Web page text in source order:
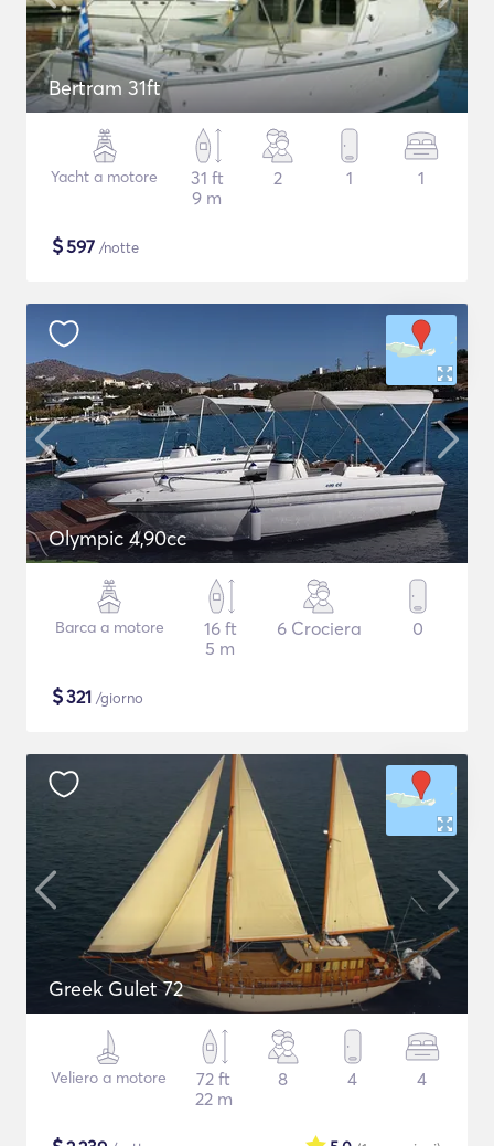
Bertram 31ft
Yacht a motore
31 ft
9 m
2 1 1
$597 /notte
Olympic 4,90cc
Barca a motore
16 ft
5 m
6 Crociera 0
$321 /giorno
Greek Gulet 72
Veliero a motore
72 ft
22 m
8 4 4